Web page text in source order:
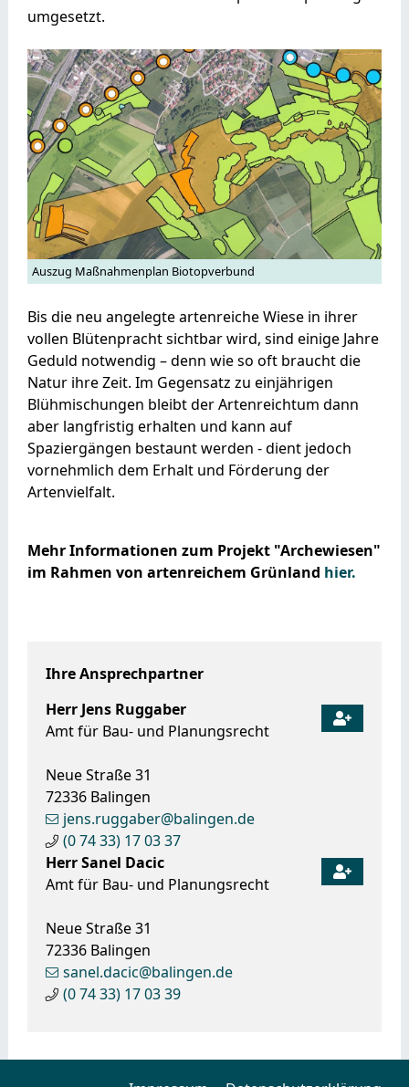
Ihre Ansprechpartner
HerrJens Ruggaber
Amt für Bau- und Planungsrecht
Neue Straße 31
72336 Balingen
jens.ruggaber@balingen.de
(07433) 170337
HerrSanel Dacic
Amt für Bau- und Planungsrecht
Neue Straße 31
72336 Balingen
sanel.dacic@balingen.de
(07433) 170339
umgesetzt.
Auszug Maßnahmenplan Biotopverbund
Bis die neu angelegte artenreiche Wiese in ihrer
vollen Blütenpracht sichtbar wird, sind einige Jahre
Geduld notwendig – denn wie so oft braucht die
Natur ihre Zeit. Im Gegensatz zu einjährigen
Blühmischungen bleibt der Artenreichtum dann
aber langfristig erhalten und kann auf
Spaziergängen bestaunt werden - dient jedoch
vornehmlich dem Erhalt und Förderung der
Artenvielfalt.
Mehr Informationen zum Projekt "Archewiesen"
im Rahmen von artenreichem Grünland hier.